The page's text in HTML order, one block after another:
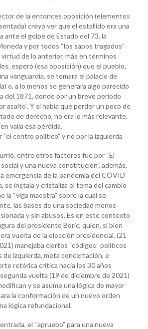
de la entonces oposición (elementos
creyó ver que el estallido era una
ante el golpe de Estado del 73, la
y por todos “los sapos tragados”
de lo anterior, más en términos
esperó (esa oposición) que el pueblo,
vanguardia, se tomara el palacio de
o, a lo menos se generara algo parecido
del 1871, donde por un breve periodo
asalto”. Y si había que perder un poco de
de derecho, no era lo más relevante,
valía esa pérdida.
“el centro político” y no por la izquierda
entre otros factores fue por “El
y una nueva constitución”, además,
emergencia de la pandemia del COVID
se instala y cristaliza el tema del cambio
la “viga maestra” sobre la cual se
las bases de una sociedad menos
y sin abusos. Es en este contexto
del presidente Boric, quien, si bien
vuelta de la elección presidencial, (21
manejaba ciertos “códigos” políticos
de izquierda, meta concertación, e
retórica crítica hacia los 30 años
vuelta (19 de diciembre de 2021)
y se asume una lógica de mayor
la conformación de un nuevo orden
lógica refundacional.
el “apruebo” para una nueva